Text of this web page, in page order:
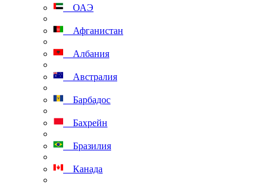
ОАЭ
Афганистан
Албания
Австралия
Барбадос
Бахрейн
Бразилия
Канада